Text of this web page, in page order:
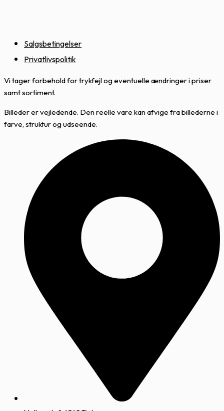
Salgsbetingelser
Privatlivspolitik
Vi tager forbehold for trykfejl og eventuelle ændringer i priser
samt sortiment.
Billeder er vejledende. Den reelle vare kan afvige fra billederne i
farve, struktur og udseende.